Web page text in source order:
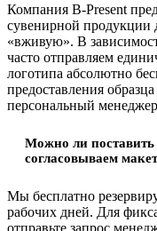
Компания B-Present
сувенирной продукции
«вживую». В
часто отправляем
логотипа абсолютно
предоставления
персональный
Можно ли поставить
согласовываем
Мы бесплатно
рабочих дней. Для
отправьте запрос